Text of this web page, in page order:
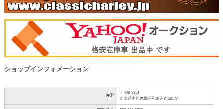
ショップインフォメーション
住所
〒409-3851
山梨県中巨摩郡昭和町河西621-9